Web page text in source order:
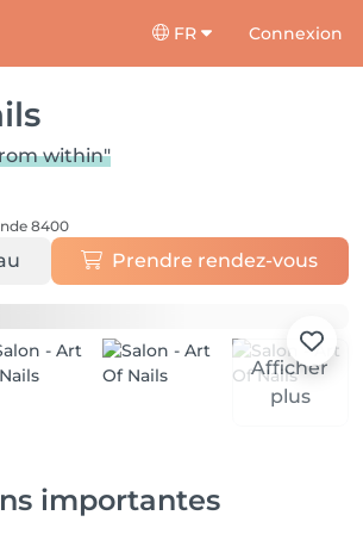
FR Connexion
within"
8400
Prendre rendez-vous
Afficher
plus
importantes